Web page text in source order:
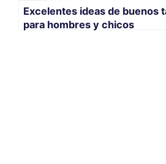
Excelentes ideas de buenos
para hombres y chicos